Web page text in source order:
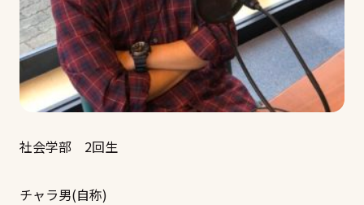
社会学部 2回生
チャラ男(自称)